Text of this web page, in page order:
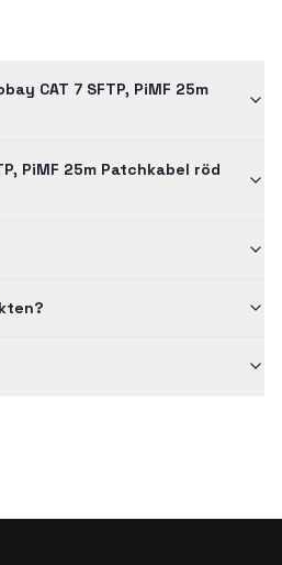
CAT 7 SFTP, PiMF 25m
PiMF 25m Patchkabel röd